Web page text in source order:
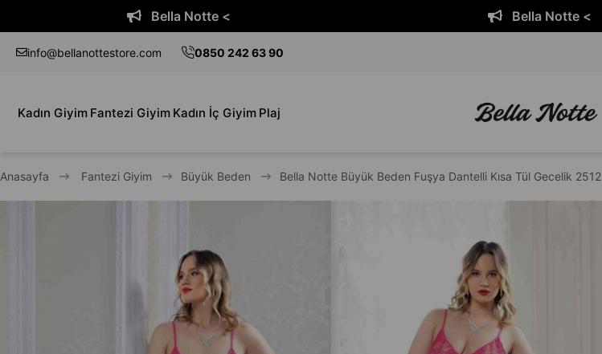
Bella Notte < Bella Notte <
info@bellanottestore.com 0850 242 63 90
Kadın Giyim Fantezi Giyim Kadın İç Giyim Plaj
Anasayfa Fantezi Giyim Büyük Beden Bella Notte Büyük Beden Fuşya Dantelli Kısa Tül Gecelik 2512